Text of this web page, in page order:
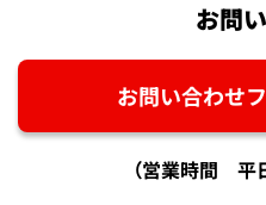
お問
お問い合わせ
（営業時間 平